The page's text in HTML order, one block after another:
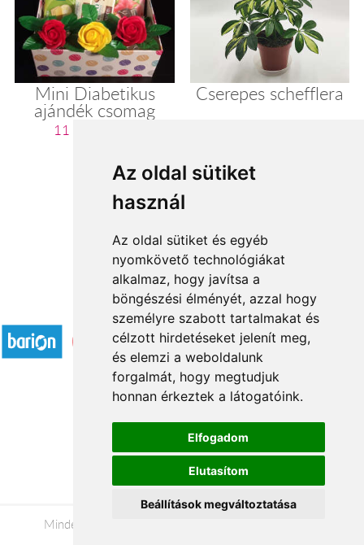
Az oldal sütiket
használ
Az oldal sütiket és egyéb
nyomkövető technológiákat
alkalmaz, hogy javítsa a
böngészési élményét, azzal hogy
személyre szabott tartalmakat és
célzott hirdetéseket jelenít meg,
és elemzi a weboldalunk
forgalmát, hogy megtudjuk
honnan érkeztek a látogatóink.
Elfogadom
Elutasítom
Beállítások megváltoztatása
Mini Diabetikus
ajándék csomag
11 200 Ft-tól
Cserepes schefflera
2 3 ...
Elfogadott fizetési módok
Á.SZ.F.
Impresszum
Adatkezelési tájékoztató
Minden jog fenntartva © 2026 |